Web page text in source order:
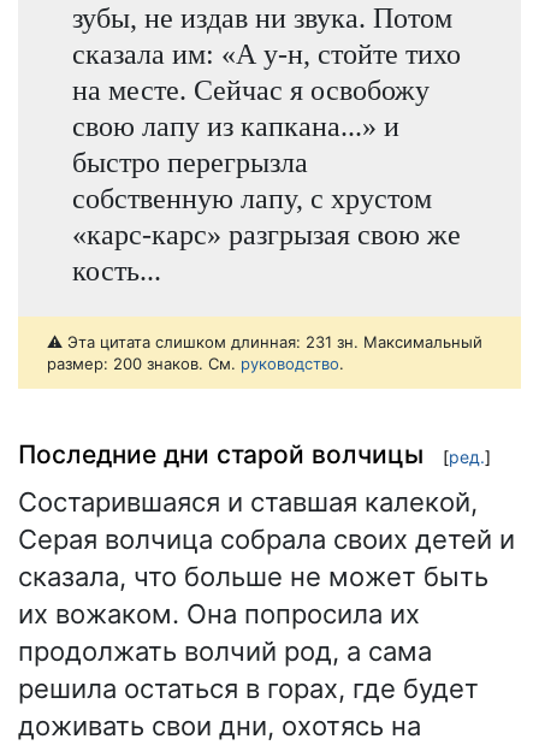
зубы, не издав ни звука. Потом
сказала им: «А у-н, стойте тихо
на месте. Сейчас я освобожу
свою лапу из капкана...» и
быстро перегрызла
собственную лапу, с хрустом
«карс-карс» разгрызая свою же
кость...
⚠️ Эта цитата слишком длинная: 231 зн. Максимальный
размер: 200 знаков. См. руководство.
Последние дни старой волчицы [ред.]
Состарившаяся и ставшая калекой,
Серая волчица собрала своих детей и
сказала, что больше не может быть
их вожаком. Она попросила их
продолжать волчий род, а сама
решила остаться в горах, где будет
доживать свои дни, охотясь на